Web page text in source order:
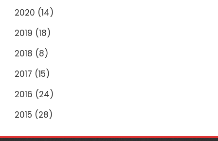
2020 (14)
2019 (18)
2018 (8)
2017 (15)
2016 (24)
2015 (28)